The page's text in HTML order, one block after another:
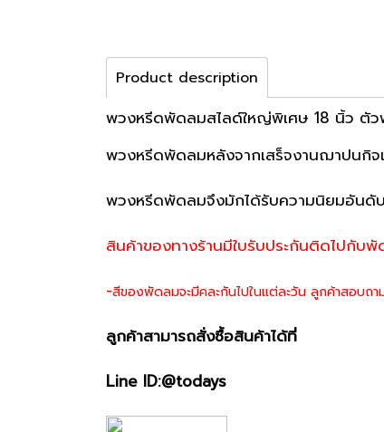
Product description
พวงหรีดพัดลมสไลด์ใหญ่พิเศษ 18 นิ้ว ตัว
พวงหรีดพัดลมหลังจากเสร็จงานฌาปนกิจ
พวงหรีดพัดลมจึงมักได้รับความนิยมอันดั
สินค้าของทางร้านมีใบรับประกันติดไปกับ
-สีของพัดลมจะมีคละกันไปในแต่ละวัน ลูกค้าสอบถ
ลูกค้าสามารถสั่งซื้อสินค้าได้ที่
Line ID:@todays